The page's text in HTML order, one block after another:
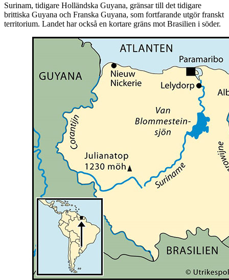
Surinam, tidigare Holländska Guyana, gränsar till det tidigare
brittiska Guyana och Franska Guyana, som fortfarande utgör franskt
territorium. Landet har också en kortare gräns mot Brasilien i söder.